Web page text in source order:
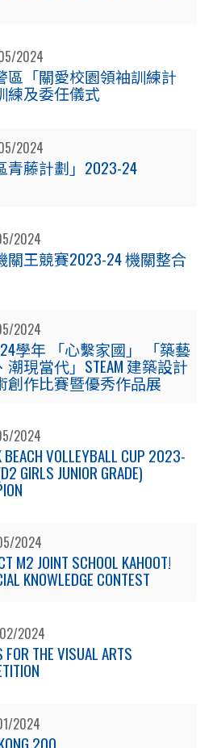
2024
區「關愛校園領袖訓練計
練及委任儀式
2024
青藤計劃」2023-24
2024
關王競賽2023-24 機關整合
2024
學年 「心繫家國」 「築藝
潮現當代」STEAM 建築設計
創作比賽暨優秀作品展
2024
BEACH VOLLEYBALL CUP 2023-
GIRLS JUNIOR GRADE)
2024
M2 JOINT SCHOOL KAHOOT!
KNOWLEDGE CONTEST
2024
FOR THE VISUAL ARTS
2024
200